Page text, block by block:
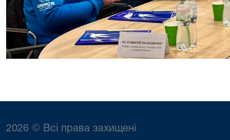
2026 © Всі права захищені